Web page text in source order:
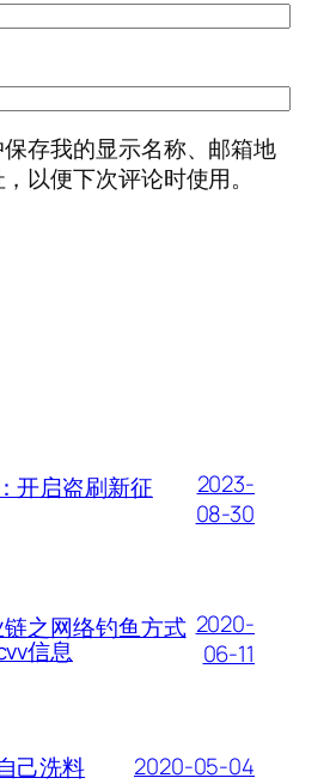
存我的显示名称、邮箱地
以便下次评论时使用。
开启盗刷新征
2023-
08-30
之网络钓鱼方式
信息
2020-
06-11
己洗料 2020-05-04